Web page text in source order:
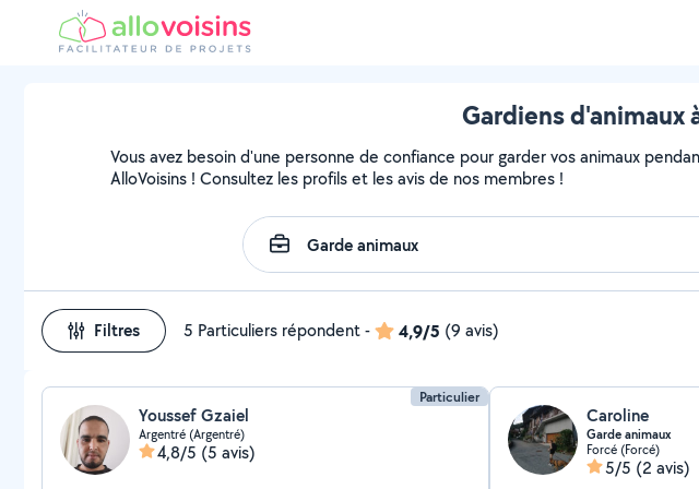
Gardiens
Vous avez besoin d'une personne de confiance pour garder vos animaux
AlloVoisins ! Consultez les profils et les avis de nos membres !
Filtres 5 Particuliers répondent- 4,9/5 (9 avis)
Particulier
Youssef Gzaiel
Argentré (Argentré)
4,8/5 (5 avis)
Caroline
Garde animaux
Forcé (Forcé)
5/5 (2 avis)